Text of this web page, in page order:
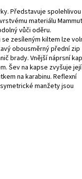
Představuje spolehlivou
materiálu Mammut
vůči oděru.
zesíleným kiltem lze
obousměrný přední zip
brady. Vnější náprsní
Šev na kapse zvyšuje její
na karabinu. Reflexní
manžety jsou